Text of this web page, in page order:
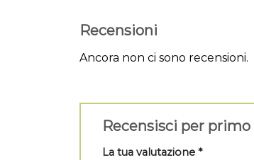
Recensioni
Ancora non ci sono recensioni.
Recensisci per
La tua valutazione *